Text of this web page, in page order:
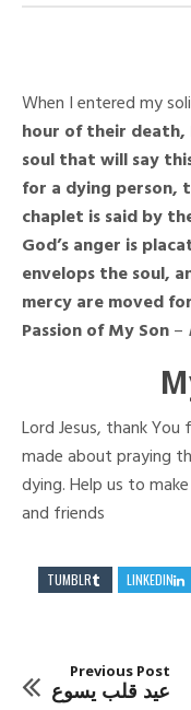
When I entered my
hour of their death,
soul that will say
for a dying person,
chaplet is said by
God’s anger is
envelops the soul,
mercy are moved
Passion of My Son–
Lord Jesus, thank
made about praying
dying. Help us to
and friends
LINKEDIN
TUMBLR
Previous Post
عيد قلب يسوع